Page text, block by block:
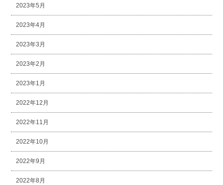
2023年5月
2023年4月
2023年3月
2023年2月
2023年1月
2022年12月
2022年11月
2022年10月
2022年9月
2022年8月